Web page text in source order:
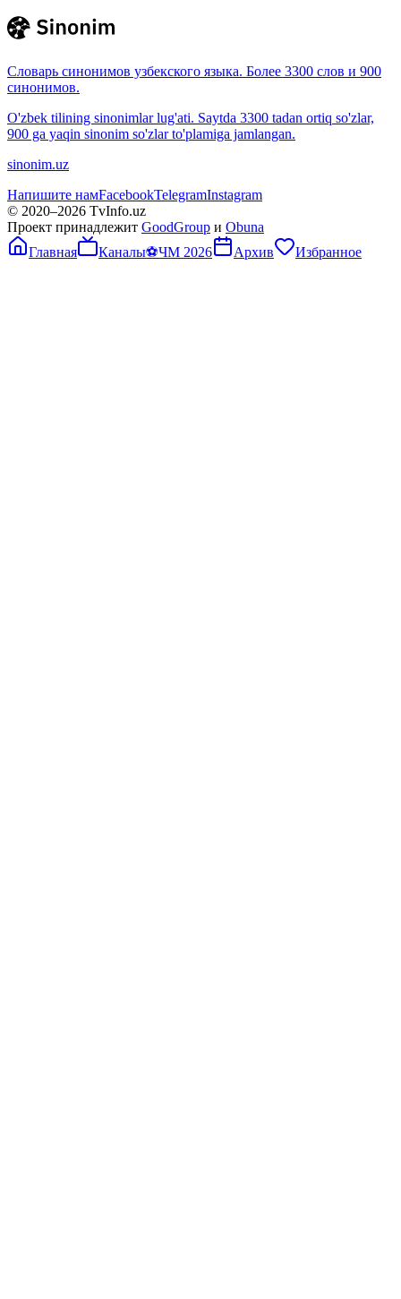
Словарь синонимов узбекского языка. Более 3300 слов и 900
синонимов.
O'zbek tilining sinonimlar lug'ati. Saytda 3300 tadan ortiq so'zlar,
900 ga yaqin sinonim so'zlar to'plamiga jamlangan.
sinonim.uz
Напишите намFacebookTelegramInstagram
© 2020–2026 TvInfo.uz
Проект принадлежит GoodGroup и Obuna
Главная
Каналы⚽ЧМ 2026 Архив Избранное